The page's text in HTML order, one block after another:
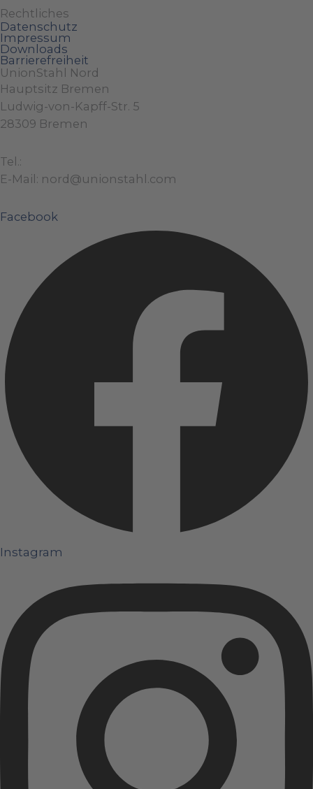
Rechtliches
Datenschutz
Impressum
Downloads
Barrierefreiheit
UnionStahl Nord
Hauptsitz Bremen
Ludwig-von-Kapff-Str. 5
28309 Bremen
Tel.:
E-Mail: nord@unionstahl.com
Facebook
Instagram